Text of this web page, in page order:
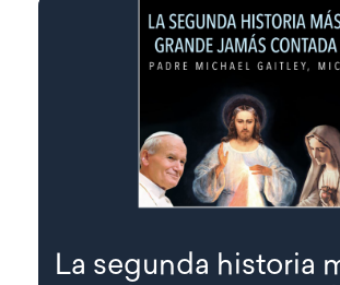
La segunda historia